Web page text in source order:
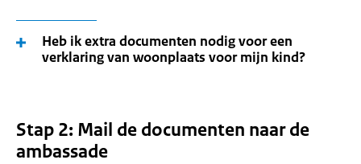
Heb ik extra documenten nodig voor een
verklaring van woonplaats voor mijn kind?
Stap 2: Mail de documenten naar de
ambassade